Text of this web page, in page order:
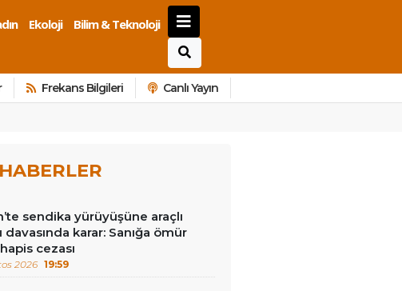
Ekoloji
Bilim & Teknoloji
Frekans Bilgileri Canlı Yayın
sendika yürüyüşüne araçlı
davasında karar: Sanığa ömür
cezası
2026 19:59